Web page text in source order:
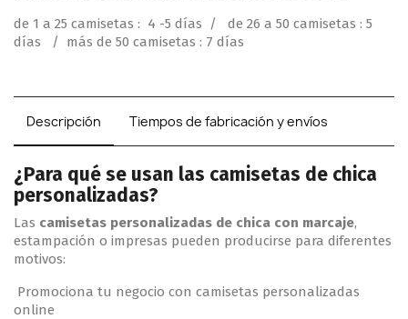
de 1 a 25 camisetas : 4 -5 días / de 26 a 50 camisetas : 5
días / más de 50 camisetas : 7 días
Descripción Tiempos de fabricación y envíos
¿Para qué se usan las camisetas de chica
personalizadas?
Las camisetas personalizadas de chica con marcaje,
estampación o impresas pueden producirse para diferentes
motivos:
Promociona tu negocio con camisetas personalizadas
online